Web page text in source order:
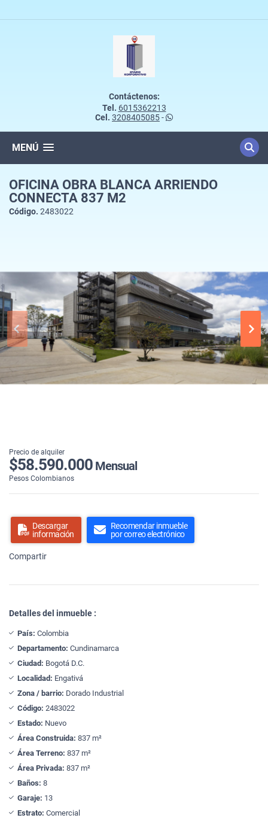
Contáctenos:
Tel. 6015362213
Cel. 3208405085-
MENÚ
OFICINA OBRA BLANCA ARRIENDO
CONNECTA 837 M2
Código. 2483022
Precio de alquiler
$58.590.000 Mensual
Pesos Colombianos
Descargar
información
Recomendar inmueble
por correo electrónico
Compartir
Detalles del inmueble :
País: Colombia
Departamento: Cundinamarca
Ciudad: Bogotá D.C.
Localidad: Engativá
Zona / barrio: Dorado Industrial
Código: 2483022
Estado: Nuevo
Área Construida: 837 m²
Área Terreno: 837 m²
Área Privada: 837 m²
Baños: 8
Garaje: 13
Estrato: Comercial